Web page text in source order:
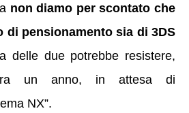
non diamo per scontato che
di pensionamento sia di 3DS
delle due potrebbe resistere,
un anno, in attesa di
NX”.